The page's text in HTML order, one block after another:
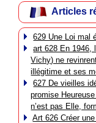
Articles
629 Une Loi mal
art 628 En 1946,
Vichy) ne
illégitime et ses
627 De vieilles
promise
n’est pas Elle,
Art 626 Créer